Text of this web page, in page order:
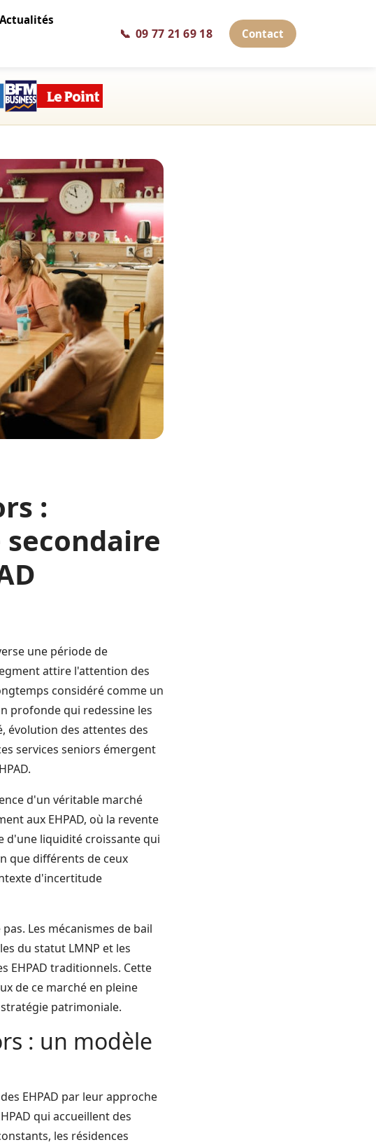
Actualités
📞 09 77 21 69 18 Contact
:
une période de
attire l'attention des
considéré comme un
profonde qui redessine les
évolution des attentes des
services seniors émergent
d'un véritable marché
aux EHPAD, où la revente
d'une liquidité croissante qui
que différents de ceux
d'incertitude
Les mécanismes de bail
du statut LMNP et les
EHPAD traditionnels. Cette
de ce marché en pleine
patrimoniale.
: un modèle
EHPAD par leur approche
qui accueillent des
les résidences